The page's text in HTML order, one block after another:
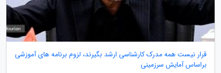
قرار نیست همه مدرک کارشناسی ارشد بگیرند، لزوم برنامه های آموزشی
براساس آمایش سرزمینی